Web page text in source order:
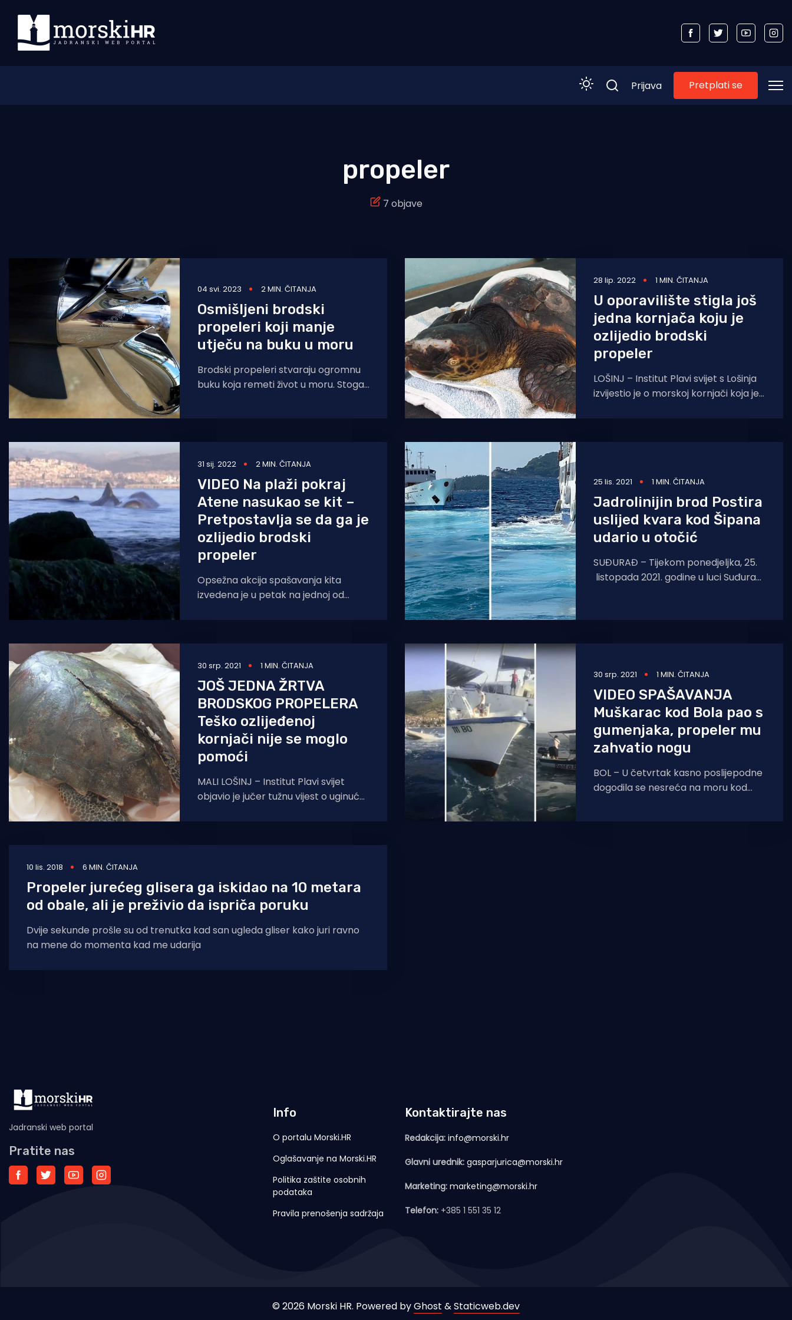
Turizam i nautika
Pomorstvo
Tradicija i kultura
Prijava Pretplati se
propeler
7 objave
04 svi. 2023 2 MIN. ČITANJA
Osmišljeni brodski
propeleri koji manje
utječu na buku u moru
Brodski propeleri stvaraju ogromnu
buku koja remeti život u moru. Stoga
28 lip. 2022 1 MIN. ČITANJA
U oporavilište stigla još
jedna kornjača koju je
ozlijedio brodski
propeler
LOŠINJ – Institut Plavi svijet s Lošinja
izvijestio je o morskoj kornjači koja je
što
31 sij. 2022 2 MIN. ČITANJA
VIDEO Na plaži pokraj
Atene nasukao se kit –
Pretpostavlja se da ga je
ozlijedio brodski
propeler
Opsežna akcija spašavanja kita
izvedena je u petak na jednoj od
dug 3,5
25 lis. 2021 1 MIN. ČITANJA
Jadrolinijin brod Postira
uslijed kvara kod Šipana
udario u otočić
SUĐURAĐ – Tijekom ponedjeljka, 25.
listopada 2021. godine u luci Suđurađ
30 srp. 2021 1 MIN. ČITANJA
JOŠ JEDNA ŽRTVA
BRODSKOG PROPELERA
Teško ozlijeđenoj
kornjači nije se moglo
pomoći
MALI LOŠINJ – Institut Plavi svijet
objavio je jučer tužnu vijest o uginuću
Lošinja. Upozorili su
30 srp. 2021 1 MIN. ČITANJA
VIDEO SPAŠAVANJA
Muškarac kod Bola pao s
gumenjaka, propeler mu
zahvatio nogu
BOL – U četvrtak kasno poslijepodne
dogodila se nesreća na moru kod
10 lis. 2018 6 MIN. ČITANJA
Propeler jurećeg glisera ga iskidao na 10 metara
od obale, ali je preživio da ispriča poruku
Dvije sekunde prošle su od trenutka kad san ugleda gliser kako juri ravno
na mene do momenta kad me udarija
Jadranski web portal
Pratite nas
Info
O portalu Morski.HR
Oglašavanje na Morski.HR
Politika zaštite osobnih
podataka
Pravila prenošenja sadržaja
Kontaktirajte nas
Redakcija: info@morski.hr
Glavni urednik: gasparjurica@morski.hr
Marketing: marketing@morski.hr
Telefon: +385 1 551 35 12
© 2026 Morski HR. Powered byGhost &Staticweb.dev